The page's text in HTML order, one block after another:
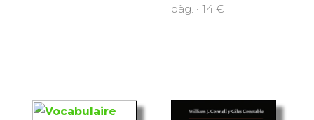
pàg. · 14 €